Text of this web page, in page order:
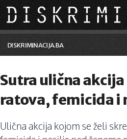
Skip to main content
DISKRIMINACIJA.BA
Vijesti i događaji
Aktuelne teme
Kolumne
Sutra ulična
ratova, femicida i
Ulična akcija kojom se želi